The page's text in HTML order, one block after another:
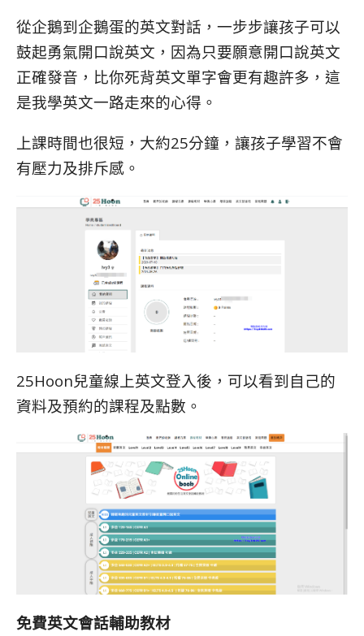
從企鵝到企鵝蛋的英文對話，一步步讓孩子可以
鼓起勇氣開口說英文，因為只要願意開口說英文
正確發音，比你死背英文單字會更有趣許多，這
是我學英文一路走來的心得。
上課時間也很短，大約25分鐘，讓孩子學習不會
有壓力及排斥感。
25Hoon兒童線上英文登入後，可以看到自己的
資料及預約的課程及點數。
免費英文會話輔助教材